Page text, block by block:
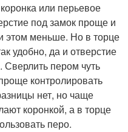
или перьевое
под замок проще и
этом меньше. Но в торце
удобно, да и отверстие
пером чуть
контролировать
нет, но чаще
коронкой, а в торце
перо.